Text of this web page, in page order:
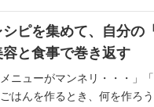
ピを集めて、自分の
と食事で巻き返す
ニューがマンネリ・・・」
はんを作るとき、何を作ろ